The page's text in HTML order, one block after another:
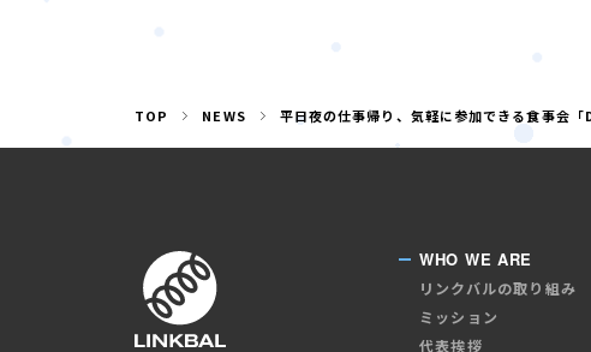
TOP NEWS 平日夜の仕事帰り、気軽に参加できる食事会
WHO WE ARE
リンクバルの取り組み
ミッション
代表挨拶